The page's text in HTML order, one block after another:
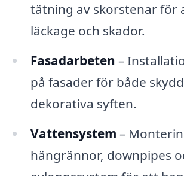
tätning av skorstenar för
läckage och skador.
Fasadarbeten –
på fasader för både
dekorativa syften.
Vattensystem –
hängrännor, downpipes